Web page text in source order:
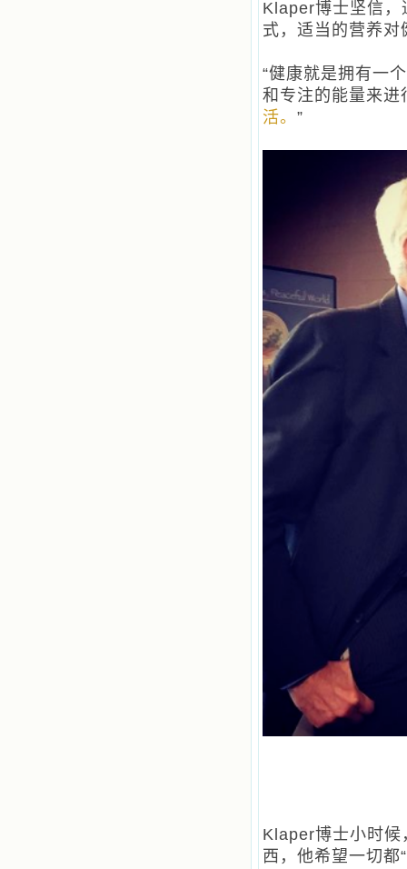
Klaper博士坚信，
式，适当的营养
“健康就是拥有一
和专注的能量来进
活。 ”
Klaper博士小时候
西，他希望一切都